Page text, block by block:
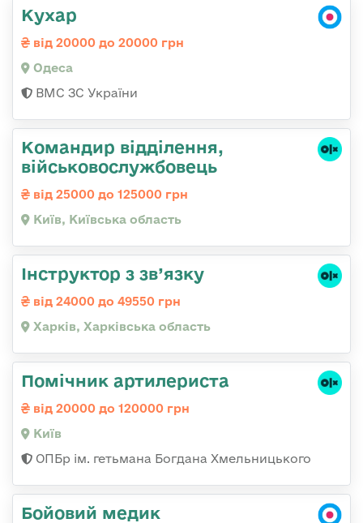
Кухар
від 20000 до 20000 грн
Одеса
ВМС ЗС України
Командир відділення,
військовослужбовець
від 25000 до 125000 грн
Київ, Київська область
Інструктор з зв’язку
від 24000 до 49550 грн
Харків, Харківська область
Помічник артилериста
від 20000 до 120000 грн
Київ
ОПБр ім. гетьмана Богдана Хмельницького
Бойовий медик